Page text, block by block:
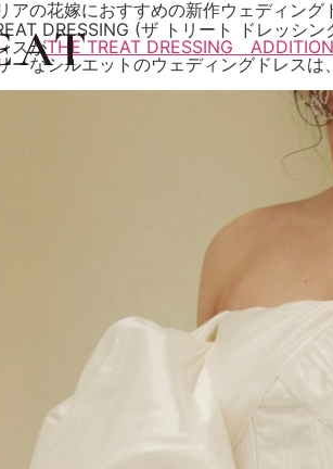
アの花嫁におすすめの新作ウェディン
DRESSING (ザ トリート ドレッシ
スがTHE TREAT DRESSING
ーなシルエットのウェディングドレス